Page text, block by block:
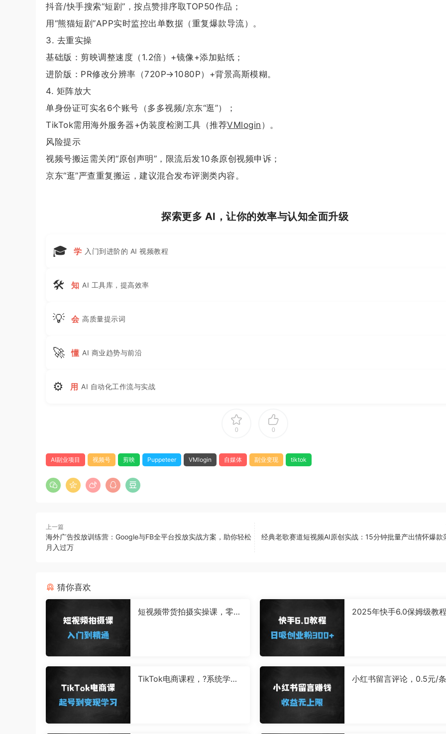
抖音/快手搜索“短剧”，按点赞排序取TOP50作品；
用“熊猫短剧”APP实时监控出单数据（重复爆款导流）。
3. 去重实操
基础版：剪映调整速度（1.2倍）+镜像+添加贴纸；
进阶版：PR修改分辨率（720P→1080P）+背景高斯模糊。
4. 矩阵放大
单身份证可实名6个账号（多多视频/京东“逛”）；
TikTok需用海外服务器+伪装度检测工具（推荐VMlogin ）。
风险提示
视频号搬运需关闭“原创声明”，限流后发10条原创视频申诉；
京东“逛”严查重复搬运，建议混合发布评测类内容。
探索更多 AI，让你的效率与认知全面升级
🎓 学 入门到进阶的 AI 视频教程
🛠 知 AI 工具库，提高效率
💡 会 高质量提示词
🚀 懂 AI 商业趋势与前沿
⚙ 用 AI 自动化工作流与实战
0 0
AI副业项目 视频号 剪映 Puppeteer VMlogin 自媒体 副业变现 tiktok
上一篇
海外广告投放训练营：Google与FB全平台投放实战方案，助你轻松
月入过万
经典老歌赛道短视频AI原创实战：15分钟批量产出情怀爆款
猜你喜欢
短视频带货拍摄实操课，零基
2025年快手6.0保姆级教
TikTok电商课程，?系统学习
小红书留言评论，0.5元/